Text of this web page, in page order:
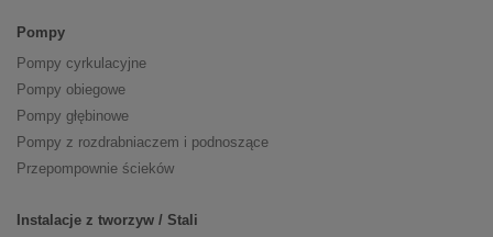
Pompy
Pompy cyrkulacyjne
Pompy obiegowe
Pompy głębinowe
Pompy z rozdrabniaczem i podnoszące
Przepompownie ścieków
Instalacje z tworzyw / Stali